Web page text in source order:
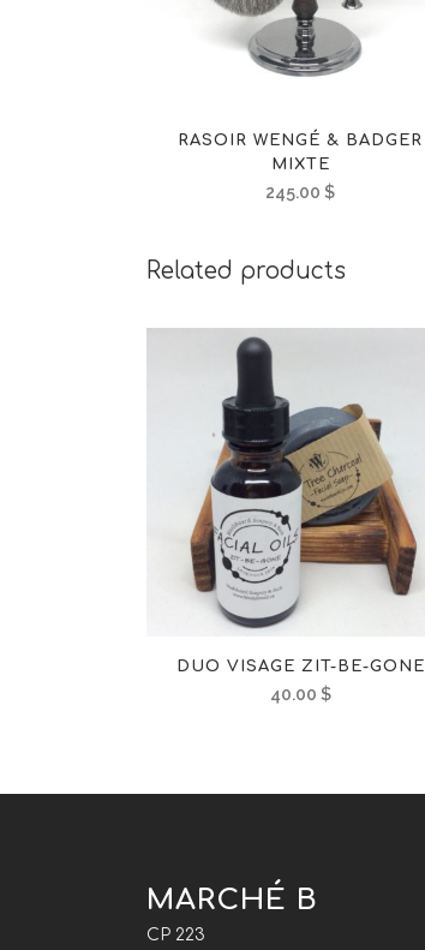
RASOIR WENGÉ & BADGER
MIXTE
245.00$
Related products
DUO VISAGE ZIT-BE-GONE
40.00 $
MARCHÉ B
CP 223